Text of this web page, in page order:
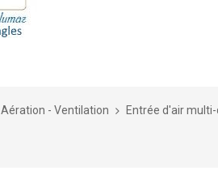
Aération - Ventilation Entrée d'air